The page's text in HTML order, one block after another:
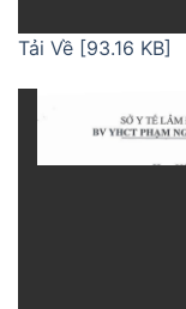
Tải Về [93.16 KB]